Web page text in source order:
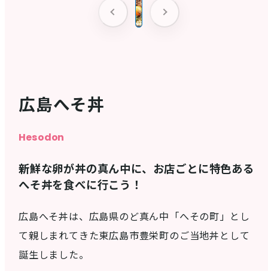
広島へそ丼
Hesodon
新鮮な卵が丼の真ん中に、お店ごとに特色ある
へそ丼を⾷べに行こう！
広島へそ丼は、広島県のど真ん中「へその町」とし
て親しまれてきた東広島市豊栄町のご当地丼として
誕生しました。
PICK UP